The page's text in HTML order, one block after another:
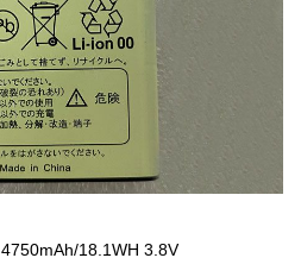
4750mAh/18.1WH 3.8V